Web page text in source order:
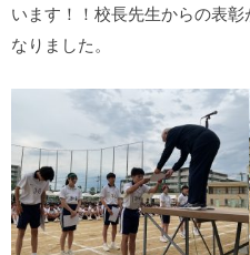
います！！校長先生からの表
なりました。